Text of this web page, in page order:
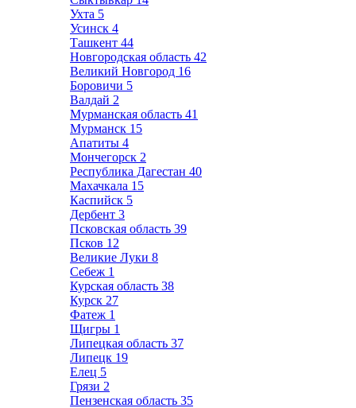
Ухта 5
Усинск 4
Ташкент 44
Новгородская область 42
Великий Новгород 16
Боровичи 5
Валдай 2
Мурманская область 41
Мурманск 15
Апатиты 4
Мончегорск 2
Республика Дагестан 40
Махачкала 15
Каспийск 5
Дербент 3
Псковская область 39
Псков 12
Великие Луки 8
Себеж 1
Курская область 38
Курск 27
Фатеж 1
Щигры 1
Липецкая область 37
Липецк 19
Елец 5
Грязи 2
Пензенская область 35